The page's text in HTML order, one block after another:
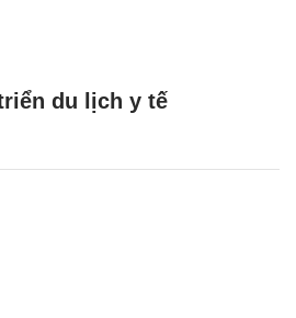
du lịch y tế